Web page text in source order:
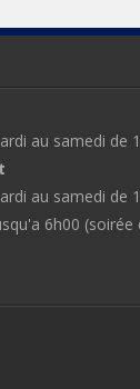
au samedi de
au samedi de
6h00 (soirée